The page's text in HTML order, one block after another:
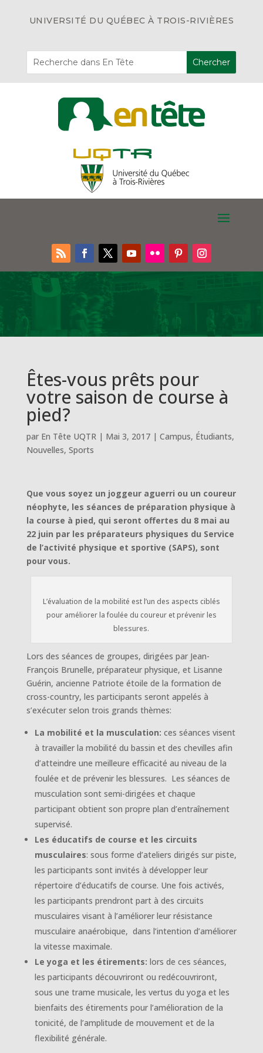
UNIVERSITÉ DU QUÉBEC À TROIS-RIVIÈRES
Êtes-vous prêts pour
votre saison de course à
pied?
par En Tête UQTR| Mai 3, 2017| Campus, Étudiants,
Nouvelles, Sports
Que vous soyez un joggeur aguerri ou un coureur
néophyte, les séances de préparation physique à
la course à pied, qui seront offertes du 8 mai au
22 juin par les préparateurs physiques du Service
de l’activité physique et sportive (SAPS), sont
pour vous.
L’évaluation de la mobilité est l’un des aspects ciblés
pour améliorer la foulée du coureur et prévenir les
blessures.
Lors des séances de groupes, dirigées par Jean-
François Brunelle, préparateur physique, et Lisanne
Guérin, ancienne Patriote étoile de la formation de
cross-country, les participants seront appelés à
s’exécuter selon trois grands thèmes:
La mobilité et la musculation: ces séances visent
à travailler la mobilité du bassin et des chevilles afin
d’atteindre une meilleure efficacité au niveau de la
foulée et de prévenir les blessures. Les séances de
musculation sont semi-dirigées et chaque
participant obtient son propre plan d’entraînement
supervisé.
Les éducatifs de course et les circuits
musculaires: sous forme d’ateliers dirigés sur piste,
les participants sont invités à développer leur
répertoire d’éducatifs de course. Une fois activés,
les participants prendront part à des circuits
musculaires visant à l’améliorer leur résistance
musculaire anaérobique, dans l’intention d’améliorer
la vitesse maximale.
Le yoga et les étirements: lors de ces séances,
les participants découvriront ou redécouvriront,
sous une trame musicale, les vertus du yoga et les
bienfaits des étirements pour l’amélioration de la
tonicité, de l’amplitude de mouvement et de la
flexibilité générale.